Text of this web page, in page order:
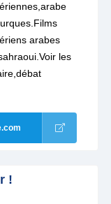
arabes
les
!